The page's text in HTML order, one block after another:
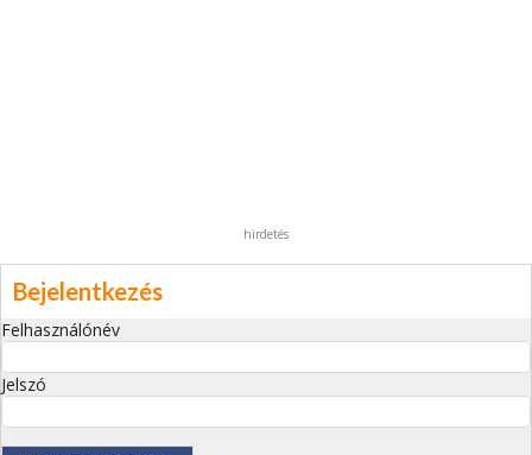
hirdetés
Bejelentkezés
Felhasználónév
Jelszó